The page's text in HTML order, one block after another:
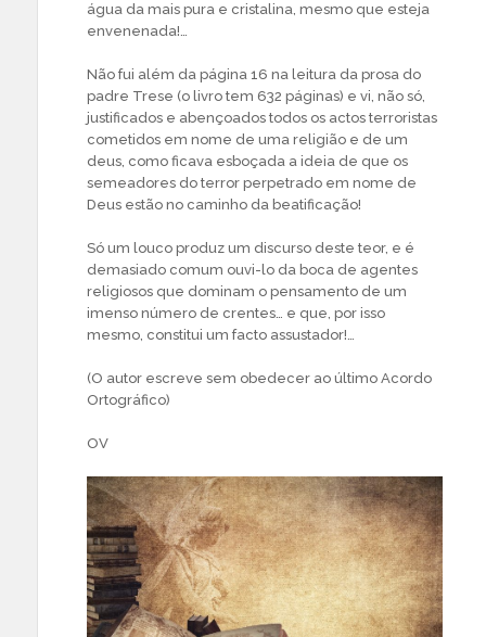
água da mais pura e cristalina, mesmo que esteja
envenenada!…
Não fui além da página 16 na leitura da prosa do
padre Trese (o livro tem 632 páginas) e vi, não só,
justificados e abençoados todos os actos terroristas
cometidos em nome de uma religião e de um
deus, como ficava esboçada a ideia de que os
semeadores do terror perpetrado em nome de
Deus estão no caminho da beatificação!
Só um louco produz um discurso deste teor, e é
demasiado comum ouvi-lo da boca de agentes
religiosos que dominam o pensamento de um
imenso número de crentes… e que, por isso
mesmo, constitui um facto assustador!…
(O autor escreve sem obedecer ao último Acordo
Ortográfico)
OV